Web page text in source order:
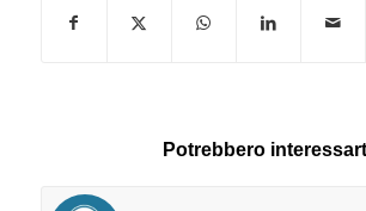
Potrebbero